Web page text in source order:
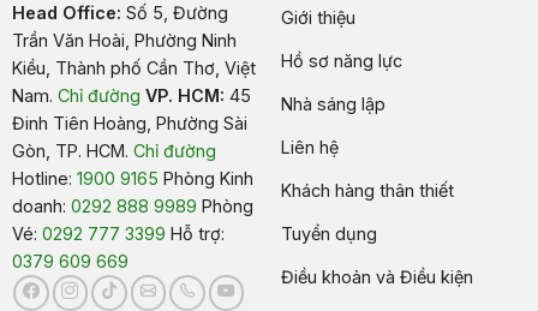
Head Office: Số 5, Đường
Trần Văn Hoài, Phường Ninh
Kiều, Thành phố Cần Thơ, Việt
Nam. Chỉ đường VP. HCM: 45
Đinh Tiên Hoàng, Phường Sài
Gòn, TP. HCM. Chỉ đường
Hotline: 1900 9165 Phòng Kinh
doanh: 0292 888 9989 Phòng
Vé: 0292 777 3399 Hỗ trợ:
0379 609 669
Giới thiệu
Hồ sơ năng lực
Nhà sáng lập
Liên hệ
Khách hàng thân thiết
Tuyển dụng
Điều khoản và Điều kiện